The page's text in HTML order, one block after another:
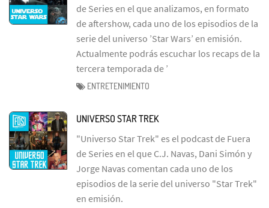
de Series en el que analizamos, en formato
de aftershow, cada uno de los episodios de la
serie del universo ’Star Wars’ en emisión.
Actualmente podrás escuchar los recaps de la
tercera temporada de ’
ENTRETENIMIENTO
UNIVERSO STAR TREK
"Universo Star Trek" es el podcast de Fuera
de Series en el que C.J. Navas, Dani Simón y
Jorge Navas comentan cada uno de los
episodios de la serie del universo "Star Trek"
en emisión.